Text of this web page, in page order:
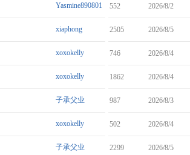
Yasmine890801 552 2026/8/2
xiaphong 2505 2026/8/5
xoxokelly 746 2026/8/4
xoxokelly 1862 2026/8/4
子承父业 987 2026/8/3
xoxokelly 502 2026/8/4
子承父业 2299 2026/8/5